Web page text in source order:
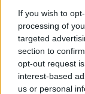
If you wish to
processing of
targeted
section to
opt-out request
interest-based
us or personal
išvadą,
poreikis dar
Virginijus
Tai, pasak